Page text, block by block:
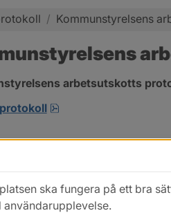
/ Kommunstyrelsens
arbetsutskotts
pdf, 343.2 kB,
ska fungera på ett bra